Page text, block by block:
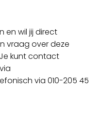
en wil jij direct
vraag over deze
kunt contact
via 010-205 45